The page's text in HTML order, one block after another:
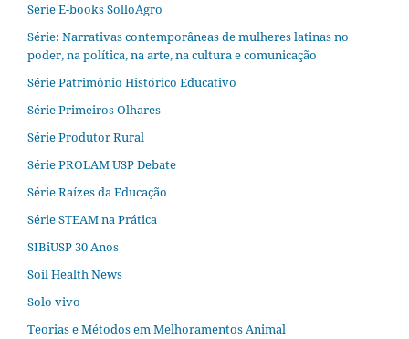
Série E-books SolloAgro
Série: Narrativas contemporâneas de mulheres latinas no
poder, na política, na arte, na cultura e comunicação
Série Patrimônio Histórico Educativo
Série Primeiros Olhares
Série Produtor Rural
Série PROLAM USP Debate
Série Raízes da Educação
Série STEAM na Prática
SIBiUSP 30 Anos
Soil Health News
Solo vivo
Teorias e Métodos em Melhoramentos Animal